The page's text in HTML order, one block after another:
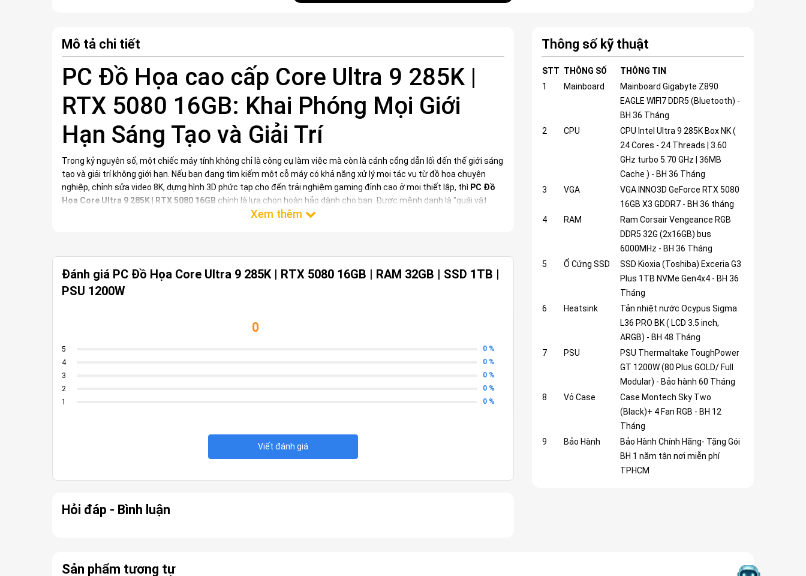
Thông số kỹ thuật
STT THÔNG SỐ
THÔNG TIN
1
Mainboard
Mainboard Gigabyte Z890
EAGLE WIFI7 DDR5 (Bluetooth) -
BH 36 Tháng
2
CPU
CPU Intel Ultra 9 285K Box NK (
24 Cores - 24 Threads | 3.60
GHz turbo 5.70 GHz | 36MB
Cache ) - BH 36 Tháng
3
VGA
VGA INNO3D GeForce RTX 5080
16GB X3 GDDR7 - BH 36 tháng
4
RAM
Ram Corsair Vengeance RGB
DDR5 32G (2x16GB) bus
6000MHz - BH 36 Tháng
5
Ổ Cứng SSD
SSD Kioxia (Toshiba) Exceria G3
Plus 1TB NVMe Gen4x4 - BH 36
Tháng
6
Heatsink
Tản nhiệt nước Ocypus Sigma
L36 PRO BK ( LCD 3.5 inch,
ARGB) - BH 48 Tháng
7
PSU
PSU Thermaltake ToughPower
GT 1200W (80 Plus GOLD/ Full
Modular) - Bảo hành 60 Tháng
8
Vỏ Case
Case Montech Sky Two
(Black)+ 4 Fan RGB - BH 12
Tháng
9
Bảo Hành
Bảo Hành Chính Hãng- Tặng Gói
BH 1 năm tận nơi miễn phí
TPHCM
Mô tả chi tiết
PC Đồ Họa cao cấp Core Ultra 9 285K |
RTX 5080 16GB: Khai Phóng Mọi Giới
Hạn Sáng Tạo và Giải Trí
Trong kỷ nguyên số, một chiếc máy tính không chỉ là công cụ làm việc mà còn là cánh cổng dẫn lối đến thế giới sáng
tạo và giải trí không giới hạn. Nếu bạn đang tìm kiếm một cỗ máy có khả năng xử lý mọi tác vụ từ đồ họa chuyên
nghiệp, chỉnh sửa video 8K, dựng hình 3D phức tạp cho đến trải nghiệm gaming đỉnh cao ở mọi thiết lập, thì PC Đồ
Họa Core Ultra 9 285K | RTX 5080 16GB chính là lựa chọn hoàn hảo dành cho bạn. Được mệnh danh là "quái vật
này không chỉ đáp ứng mà còn vượt xa mọi kỳ vọng, mang đến trải
Đánh giá PC Đồ Họa Core Ultra 9 285K | RTX 5080 16GB | RAM 32GB | SSD 1TB |
PSU 1200W
0
5
0 %
4
0 %
3
0 %
2
0 %
1
0 %
Viết đánh giá
Hỏi đáp - Bình luận
Sản phẩm tương tự